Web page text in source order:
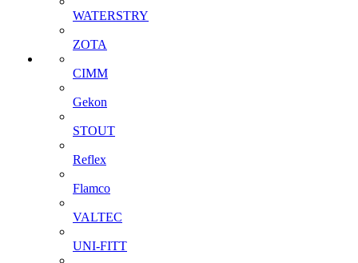
WATERSTRY
ZOTA
CIMM
Gekon
STOUT
Reflex
Flamco
VALTEC
UNI-FITT